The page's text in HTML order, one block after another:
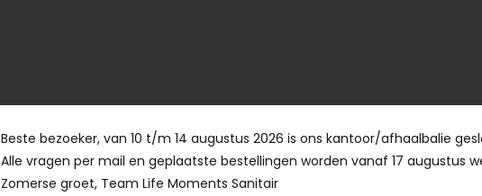
Anderen kochten ook...
Beste bezoeker, van 10 t/m 14 augustus 2026 is ons kantoor/afhaalbalie
Alle vragen per mail en geplaatste bestellingen worden vanaf 17 augustus
Zomerse groet, Team Life Moments Sanitair